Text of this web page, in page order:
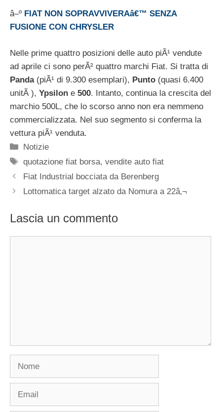
â–º FIAT NON SOPRAVVIVERAâ€™ SENZA
FUSIONE CON CHRYSLER
Nelle prime quattro posizioni delle auto piÃ¹ vendute
ad aprile ci sono perÃ² quattro marchi Fiat. Si tratta di
Panda(piÃ¹ di 9.300 esemplari), Punto (quasi 6.400
unitÃ ), Ypsilon e 500. Intanto, continua la crescita del
marchio 500L, che lo scorso anno non era nemmeno
commercializzata. Nel suo segmento si conferma la
vettura piÃ¹ venduta.
Categorie
Notizie
Tag
quotazione fiat borsa,vendite auto fiat
Fiat Industrial bocciata da Berenberg
Lottomatica target alzato da Nomura a 22â‚¬
Lascia un commento
Nome
Email